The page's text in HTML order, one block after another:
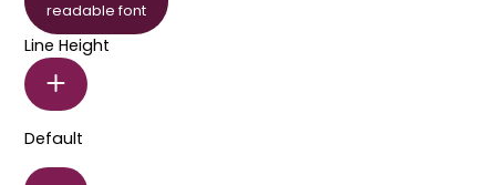
readable font
Line Height
Default